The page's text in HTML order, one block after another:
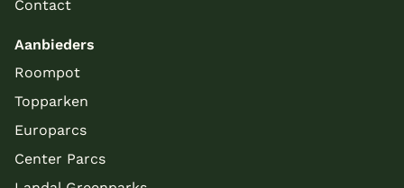
Contact
Aanbieders
Roompot
Topparken
Europarcs
Center Parcs